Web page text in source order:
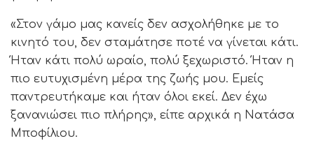
«Στον γάμο μας κανείς δεν ασχολήθηκε με το
κινητό του, δεν σταμάτησε ποτέ να γίνεται κάτι.
Ήταν κάτι πολύ ωραίο, πολύ ξεχωριστό. Ήταν η
πιο ευτυχισμένη μέρα της ζωής μου. Εμείς
παντρευτήκαμε και ήταν όλοι εκεί. Δεν έχω
ξανανιώσει πιο πλήρης», είπε αρχικά η Νατάσα
Μποφίλιου.